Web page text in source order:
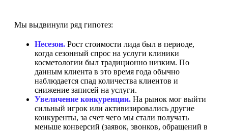
Мы выдвинули ряд гипотез:
Несезон. Рост стоимости лида был в периоде,
когда сезонный спрос на услуги клиники
косметологии был традиционно низким. По
данным клиента в это время года обычно
наблюдается спад количества клиентов и
снижение записей на услуги.
Увеличение конкуренции. На рынок мог выйти
сильный игрок или активизировались другие
конкуренты, за счет чего мы стали получать
меньше конверсий (заявок, звонков, обращений в